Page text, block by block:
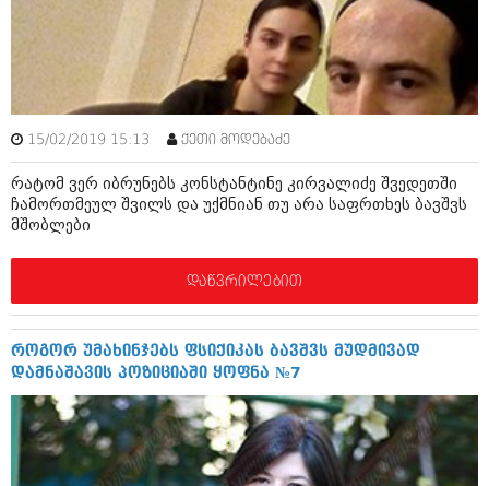
ბელადები
ბიზნესსიახლეები
გვარები
თემიდას სასწორი
იუმორი
ჰოროსკოპი და შეუცნობელი
კრიმინალი
რომანი და დეტექტივი
სახალისო ამბები
ბიზნესსიახლეები
თემიდას სასწორი
იუმორი
კალეიდოსკოპი
ჰოროსკოპი და შეუცნობელი
რომანი და დეტექტივი
სახალისო ამბები
შოუბიზნესი
დაიჯესტი
ქალი და მამაკაცი
15/02/2019 15:13 ქეთი მოდებაძე
რატომ ვერ იბრუნებს კონსტანტინე კირვალიძე შვედეთში
ჩამორთმეულ შვილს და უქმნიან თუ არა საფრთხეს ბავშვს
მშობლები
დაწვრილებით
როგორ უმახინჯებს ფსიქიკას ბავშვს მუდმივად
დამნაშავის პოზიციაში ყოფნა №7